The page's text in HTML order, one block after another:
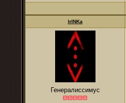
IrINKa
Генералиссимус